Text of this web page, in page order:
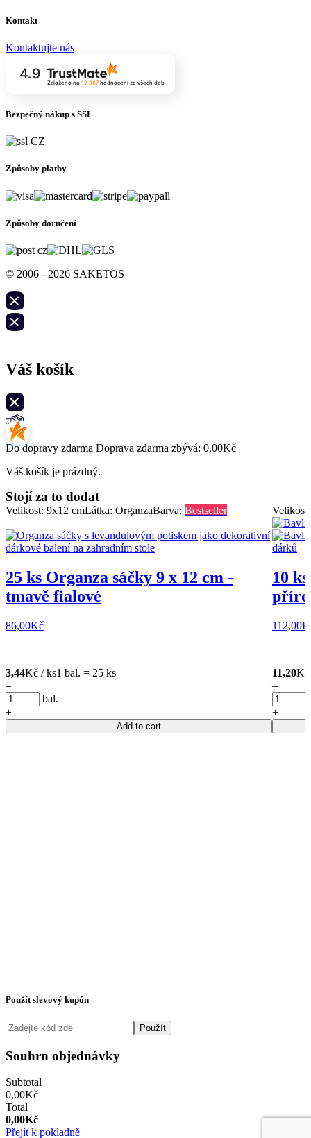
Kontakt
Kontaktujte nás
4.9
Založeno na 12 967hodnocení ze všech dob
Bezpečný nákup s SSL
Způsoby platby
Způsoby doručení
© 2006 - 2026 SAKETOS
Váš košík
Do dopravy zdarma Doprava zdarma zbývá: 0,00Kč
Váš košík je prázdný.
Stojí za to dodat
Velikost: 9x12 cmLátka: OrganzaBarva: Bestseller
25 ks Organza sáčky 9 x 12 cm -
tmavě fialové
86,00Kč
3,44Kč / ks1 bal. = 25 ks
–
bal.
+
Add to cart
10
112,00
11,20Kč
–
+
Použít slevový kupón
Použít
Souhrn objednávky
Subtotal
0,00Kč
Total
0,00Kč
Přejít k pokladně